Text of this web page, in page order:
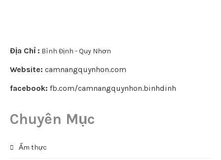
Địa Chỉ : Bình Định - Quy Nhơn
Website: camnangquynhon.com
facebook: fb.com/camnangquynhon.binhdinh
Chuyên Mục
Ẩm thực